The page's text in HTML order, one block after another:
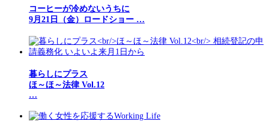
コーヒーが冷めないうちに
9月21日（金）ロードショー …
暮らしにプラス
ほ～ほ～法律 Vol.12
…